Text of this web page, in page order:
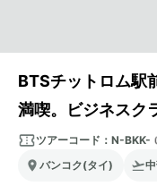
BTSチットロム
満喫。ビジネスク
ツアーコード： N-
バンコク(タイ)